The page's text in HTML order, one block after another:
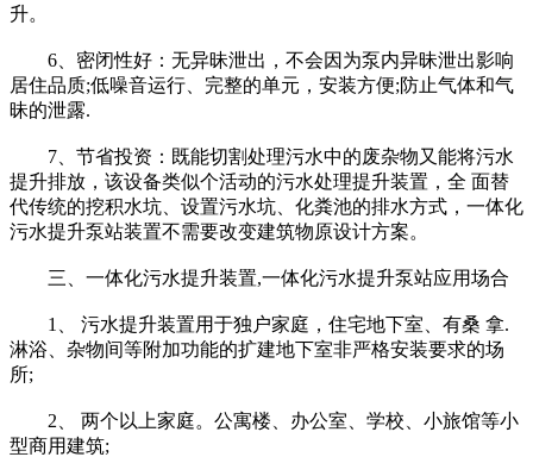
升。
6、密闭性好：无异昧泄出，不会因为泵内异昧泄出影响
居住品质;低噪音运行、完整的单元，安装方便;防止气体和气
昧的泄露.
7、节省投资：既能切割处理污水中的废杂物又能将污水
提升排放，该设备类似个活动的污水处理提升装置，全 面替
代传统的挖积水坑、设置污水坑、化粪池的排水方式，一体化
污水提升泵站装置不需要改变建筑物原设计方案。
三、一体化污水提升装置,一体化污水提升泵站应用场合
1、 污水提升装置用于独户家庭，住宅地下室、有桑 拿.
淋浴、杂物间等附加功能的扩建地下室非严格安装要求的场
所;
2、 两个以上家庭。公寓楼、办公室、学校、小旅馆等小
型商用建筑;